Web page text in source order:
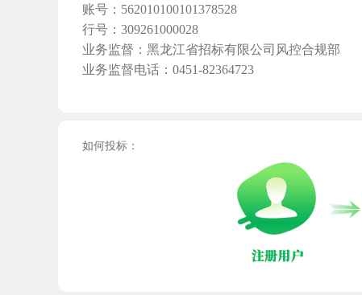
账号：562010100101378528
行号：309261000028
业务监督：黑龙江省招标有限公司风控合规部
业务监督电话：0451-82364723
如何投标：